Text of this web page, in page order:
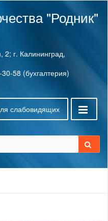
"Родник"
2; г. Калининград,
58 (бухгалтерия)
слабовидящих